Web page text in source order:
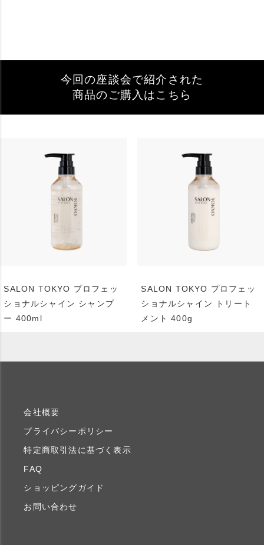
今回の座談会で紹介された
商品のご購入はこちら
SALON TOKYO プロフェッ
ショナルシャイン シャンプ
ー 400ml
SALON TOKYO プロフェッ
ショナルシャイン トリート
メント 400g
会社概要
プライバシーポリシー
特定商取引法に基づく表示
FAQ
ショッピングガイド
お問い合わせ